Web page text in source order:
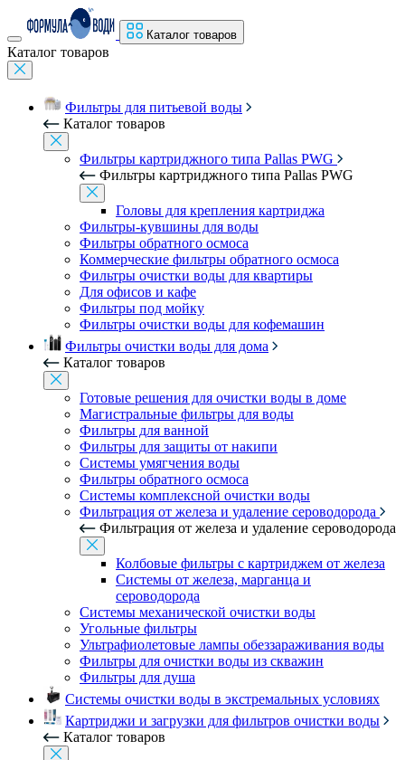
Каталог товаров
Каталог товаров
Фильтры для питьевой воды
Каталог товаров
Фильтры картриджного типа Pallas PWG
Фильтры картриджного типа Pallas PWG
Головы для крепления картриджа
Фильтры-кувшины для воды
Фильтры обратного осмоса
Коммерческие фильтры обратного осмоса
Фильтры очистки воды для квартиры
Для офисов и кафе
Фильтры под мойку
Фильтры очистки воды для кофемашин
Фильтры очистки воды для дома
Каталог товаров
Готовые решения для очистки воды в доме
Магистральные фильтры для воды
Фильтры для ванной
Фильтры для защиты от накипи
Системы умягчения воды
Фильтры обратного осмоса
Системы комплексной очистки воды
Фильтрация от железа и удаление сероводорода
Фильтрация от железа и удаление сероводорода
Колбовые фильтры с картриджем от железа
Системы от железа, марганца и
сероводорода
Системы механической очистки воды
Угольные фильтры
Ультрафиолетовые лампы обеззараживания воды
Фильтры для очистки воды из скважин
Фильтры для душа
Системы очистки воды в экстремальных условиях
Картриджи и загрузки для фильтров очистки воды
Каталог товаров